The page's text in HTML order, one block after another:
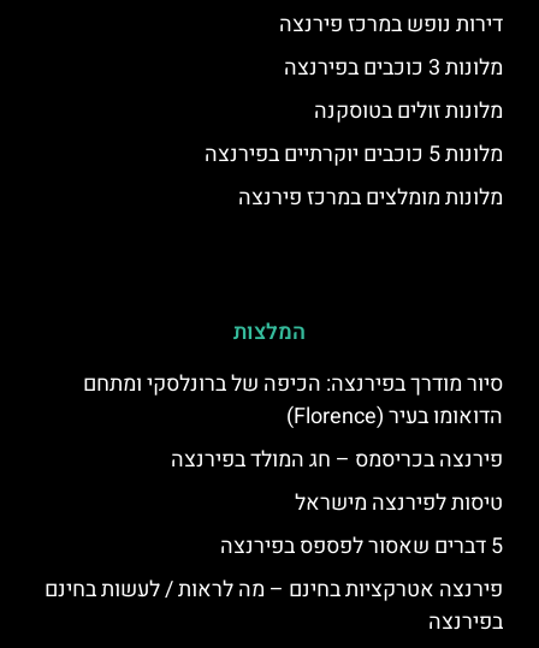
דירות נופש במרכז פירנצה
מלונות 3 כוכבים בפירנצה
מלונות זולים בטוסקנה
מלונות 5 כוכבים יוקרתיים בפירנצה
מלונות מומלצים במרכז פירנצה
המלצות
סיור מודרך בפירנצה: הכיפה של ברונלסקי ומתחם
הדואומו בעיר (Florence)
פירנצה בכריסמס – חג המולד בפירנצה
טיסות לפירנצה מישראל
5 דברים שאסור לפספס בפירנצה
פירנצה אטרקציות בחינם – מה לראות / לעשות בחינם
בפירנצה